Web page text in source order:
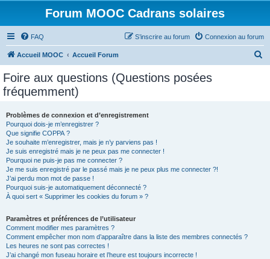
Forum MOOC Cadrans solaires
FAQ Connexion au forum
S’inscrire au forum
Accueil MOOC Accueil Forum
Foire aux questions (Questions posées
fréquemment)
Problèmes de connexion et d’enregistrement
Pourquoi dois-je m’enregistrer ?
Que signifie COPPA ?
Je souhaite m’enregistrer, mais je n’y parviens pas !
Je suis enregistré mais je ne peux pas me connecter !
Pourquoi ne puis-je pas me connecter ?
Je me suis enregistré par le passé mais je ne peux plus me connecter ?!
J’ai perdu mon mot de passe !
Pourquoi suis-je automatiquement déconnecté ?
À quoi sert « Supprimer les cookies du forum » ?
Paramètres et préférences de l’utilisateur
Comment modifier mes paramètres ?
Comment empêcher mon nom d’apparaître dans la liste des membres connectés ?
Les heures ne sont pas correctes !
J’ai changé mon fuseau horaire et l’heure est toujours incorrecte !